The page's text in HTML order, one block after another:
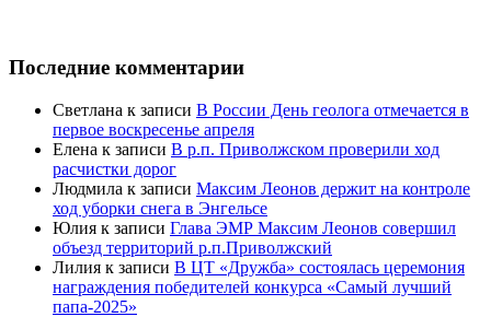
Последние комментарии
Светлана к записи В России День геолога отмечается в
первое воскресенье апреля
Елена к записи В р.п. Приволжском проверили ход
расчистки дорог
Людмила к записи Максим Леонов держит на контроле
ход уборки снега в Энгельсе
Юлия к записи Глава ЭМР Максим Леонов совершил
объезд территорий р.п.Приволжский
Лилия к записи В ЦТ «Дружба» состоялась церемония
награждения победителей конкурса «Самый лучший
папа-2025»